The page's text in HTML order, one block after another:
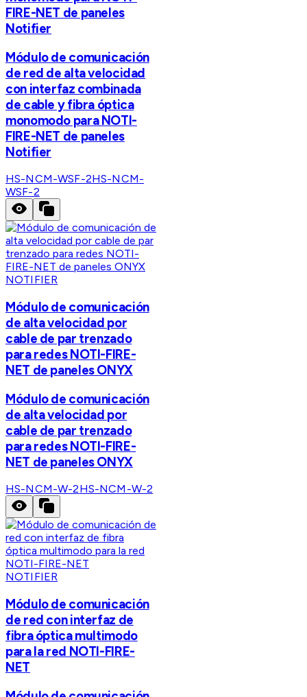
FIRE-NET de paneles
Notifier
Módulo de comunicación
de red de alta velocidad
con interfaz combinada
de cable y fibra óptica
monomodo para NOTI-
FIRE-NET de paneles
Notifier
HS-NCM-WSF-2HS-NCM-
WSF-2
NOTIFIER
Módulo de comunicación
de alta velocidad por
cable de par trenzado
para redes NOTI-FIRE-
NET de paneles ONYX
Módulo de comunicación
de alta velocidad por
cable de par trenzado
para redes NOTI-FIRE-
NET de paneles ONYX
HS-NCM-W-2HS-NCM-W-2
NOTIFIER
Módulo de comunicación
de red con interfaz de
fibra óptica multimodo
para la red NOTI-FIRE-
NET